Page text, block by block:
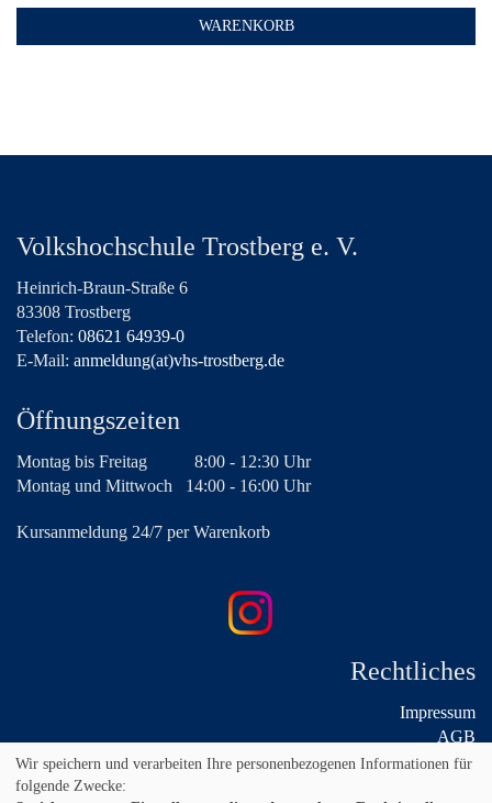
WARENKORB
Volkshochschule Trostberg e. V.
Heinrich-Braun-Straße 6
83308 Trostberg
Telefon: 08621 64939-0
E-Mail: anmeldung(at)vhs-trostberg.de
Öffnungszeiten
Montag bis Freitag
8:00 - 12:30 Uhr
Montag und Mittwoch 14:00 - 16:00 Uhr
Kursanmeldung 24/7 per Warenkorb
Rechtliches
Impressum
AGB
Widerruf
Wir speichern und verarbeiten Ihre personenbezogenen Informationen für
folgende Zwecke: